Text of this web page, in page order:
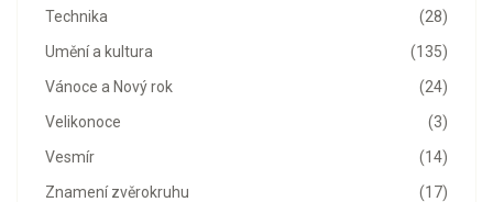
(28)
Technika
(135)
Umění a kultura
(24)
Vánoce a Nový rok
(3)
Velikonoce
(14)
Vesmír
(17)
Znamení zvěrokruhu